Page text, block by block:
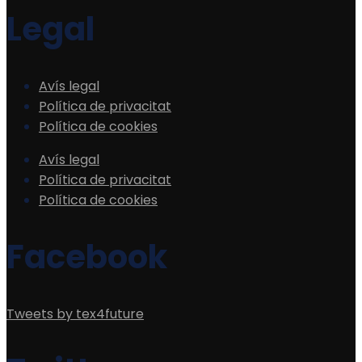
Legal
Avís legal
Política de privacitat
Política de cookies
Avís legal
Política de privacitat
Política de cookies
Facebook
Tweets by tex4future